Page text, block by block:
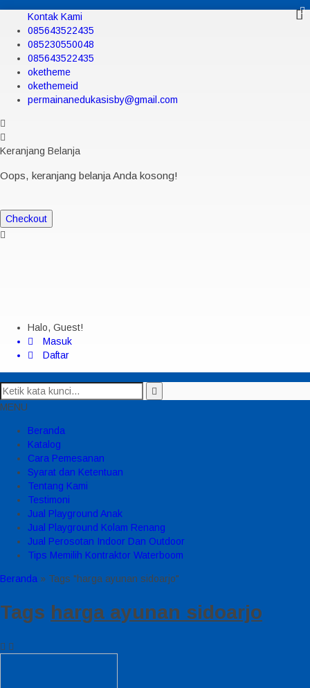
Kontak Kami
085643522435
085230550048
085643522435
oketheme
okethemeid
permainanedukasisby@gmail.com
Keranjang Belanja
Oops, keranjang belanja Anda kosong!
Checkout
Halo, Guest!
Masuk
Daftar
MENU
Beranda
Katalog
Cara Pemesanan
Syarat dan Ketentuan
Tentang Kami
Testimoni
Jual Playground Anak
Jual Playground Kolam Renang
Jual Perosotan Indoor Dan Outdoor
Tips Memilih Kontraktor Waterboom
Beranda » Tags "harga ayunan sidoarjo"
Tags harga ayunan sidoarjo